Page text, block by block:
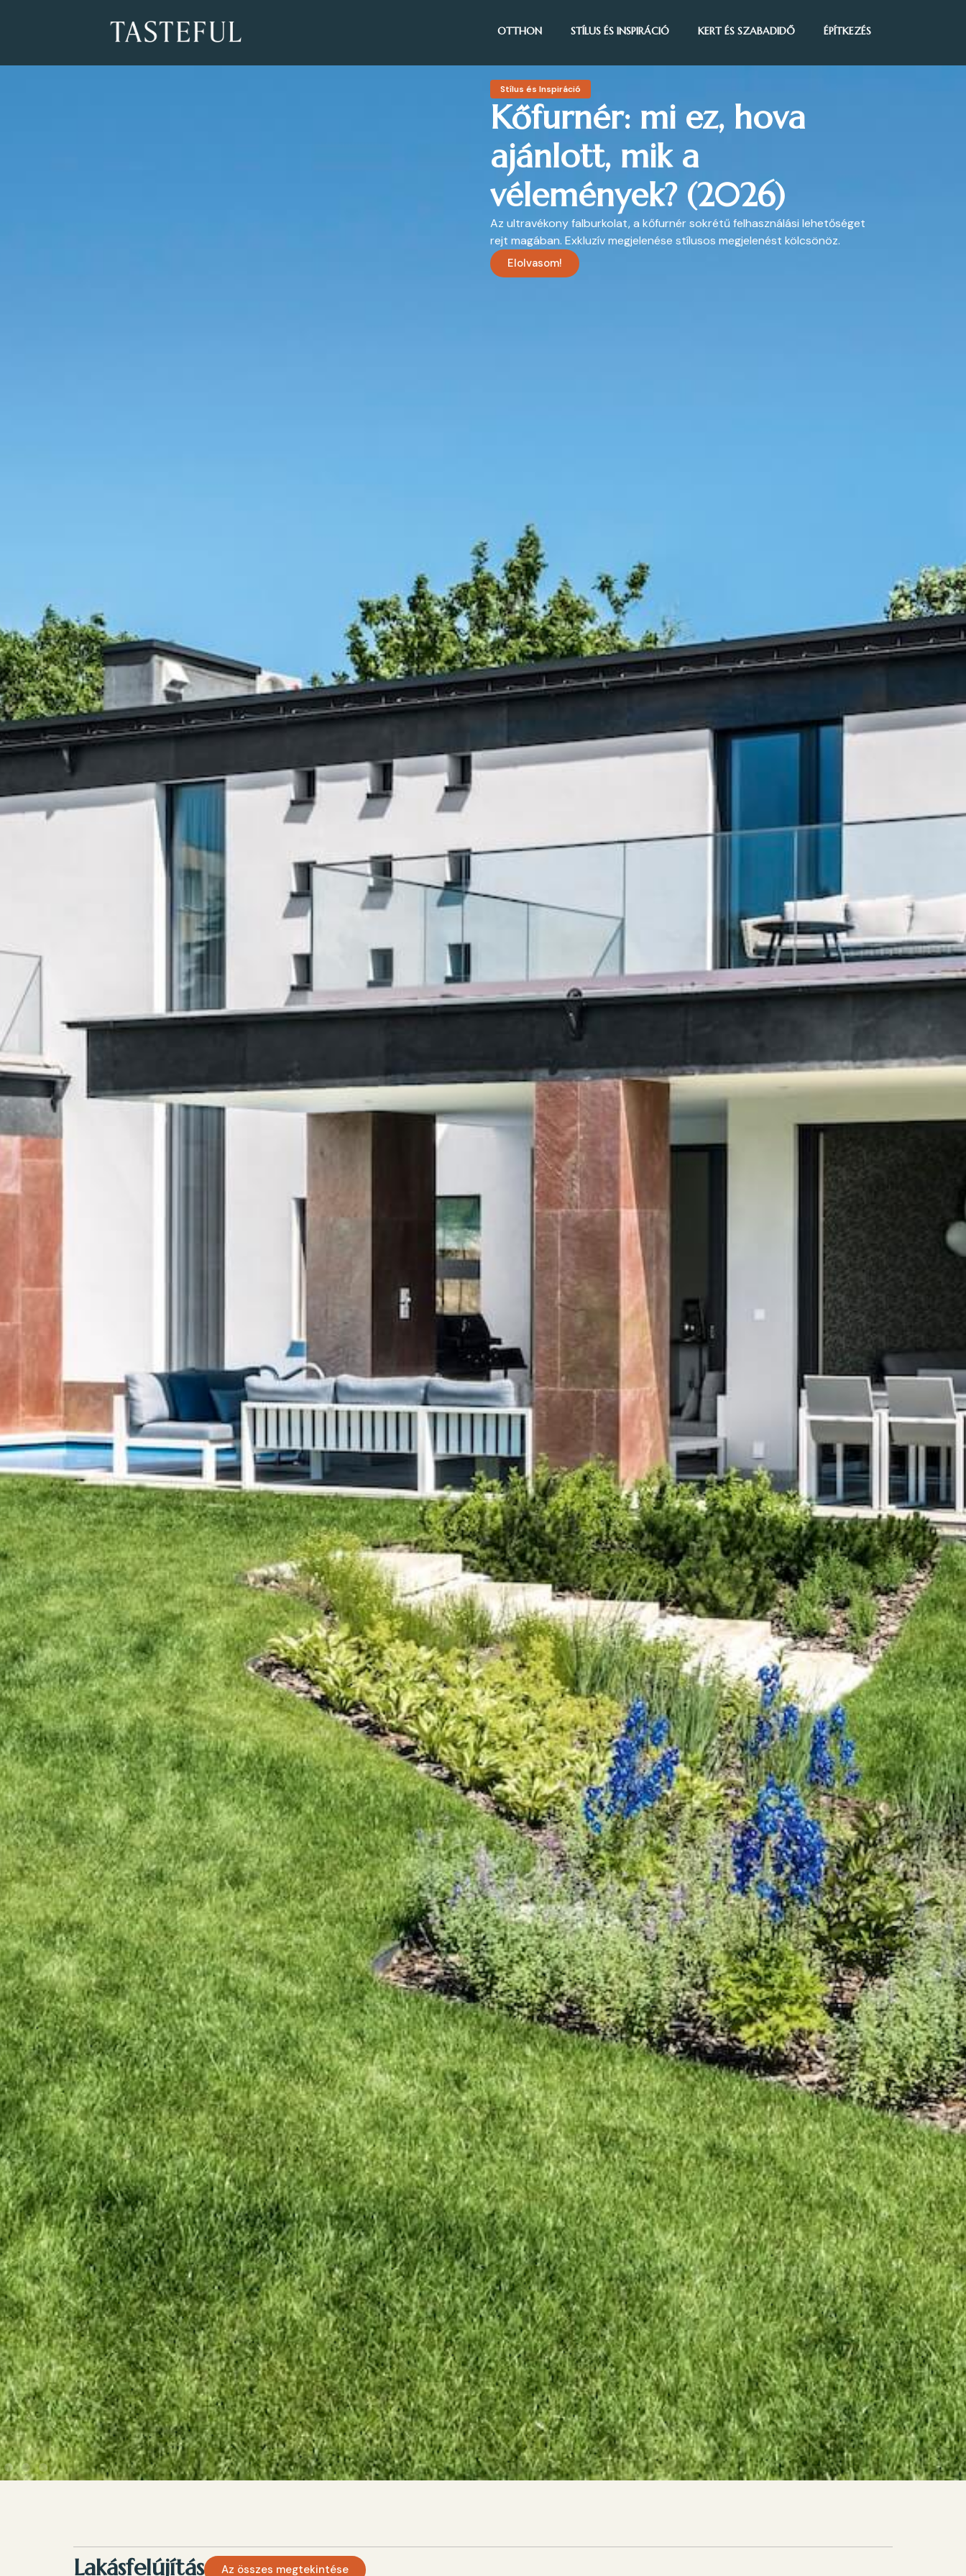
OTTHON STÍLUS ÉS INSPIRÁCIÓ KERT ÉS SZABADIDŐ ÉPÍTKEZÉS
Stílus és Inspiráció
Kőfurnér: mi ez, hova
ajánlott, mik a
vélemények? (2026)
Az ultravékony falburkolat, a kőfurnér sokrétű felhasználási lehetőséget
rejt magában. Exkluzív megjelenése stílusos megjelenést kölcsönöz.
Elolvasom!
Lakásfelújítás Az összes megtekintése